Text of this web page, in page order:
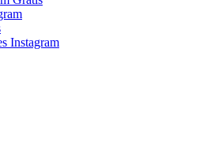
Instagram